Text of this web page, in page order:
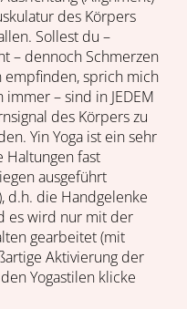
des Körpers
Sollest du –
– dennoch Schmerzen
sprich mich
– sind in JEDEM
des Körpers zu
Yin Yoga ist ein sehr
Haltungen fast
ausgeführt
d.h. die Handgelenke
es wird nur mit der
gearbeitet (mit
Aktivierung der
Yogastilen klicke